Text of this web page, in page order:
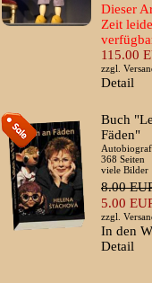
Dieser
Zeit
115.00
zzgl.
Detail
Buch
Fäden"
368 Seiten
viele Bilder
8.00
5.00
zzgl.
In den
Detail